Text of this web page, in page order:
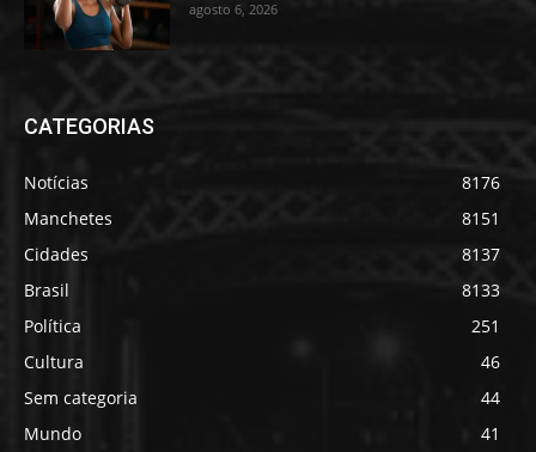
agosto 6, 2026
CATEGORIAS
Notícias
8176
Manchetes
8151
Cidades
8137
Brasil
8133
Política
251
Cultura
46
Sem categoria
44
Mundo
41